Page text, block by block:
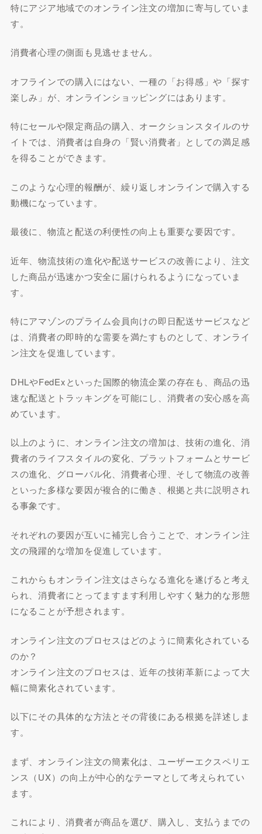
特にアジア地域でのオンライン注文の増加に寄与していま
す。
消費者心理の側面も見逃せません。
オフラインでの購入にはない、一種の「お得感」や「探す
楽しみ」が、オンラインショッピングにはあります。
特にセールや限定商品の購入、オークションスタイルのサ
イトでは、消費者は自身の「賢い消費者」としての満足感
を得ることができます。
このような心理的報酬が、繰り返しオンラインで購入する
動機になっています。
最後に、物流と配送の利便性の向上も重要な要因です。
近年、物流技術の進化や配送サービスの改善により、注文
した商品が迅速かつ安全に届けられるようになっていま
す。
特にアマゾンのプライム会員向けの即日配送サービスなど
は、消費者の即時的な需要を満たすものとして、オンライ
ン注文を促進しています。
DHLやFedExといった国際的物流企業の存在も、商品の迅
速な配送とトラッキングを可能にし、消費者の安心感を高
めています。
以上のように、オンライン注文の増加は、技術の進化、消
費者のライフスタイルの変化、プラットフォームとサービ
スの進化、グローバル化、消費者心理、そして物流の改善
といった多様な要因が複合的に働き、根拠と共に説明され
る事象です。
それぞれの要因が互いに補完し合うことで、オンライン注
文の飛躍的な増加を促進しています。
これからもオンライン注文はさらなる進化を遂げると考え
られ、消費者にとってますます利用しやすく魅力的な形態
になることが予想されます。
オンライン注文のプロセスはどのように簡素化されている
のか？
オンライン注文のプロセスは、近年の技術革新によって大
幅に簡素化されています。
以下にその具体的な方法とその背後にある根拠を詳述しま
す。
まず、オンライン注文の簡素化は、ユーザーエクスペリエ
ンス（UX）の向上が中心的なテーマとして考えられてい
ます。
これにより、消費者が商品を選び、購入し、支払うまでの